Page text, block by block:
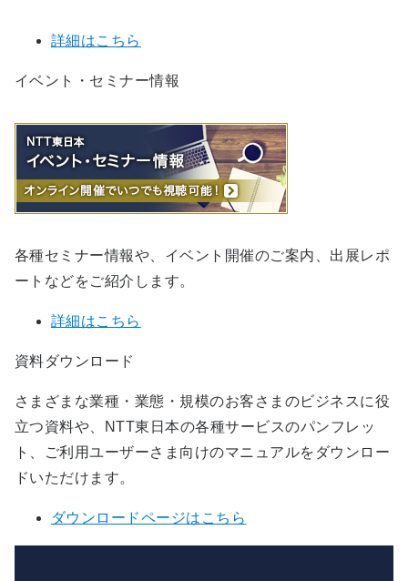
詳細はこちら
イベント・セミナー情報
各種セミナー情報や、イベント開催のご案内、出展レポ
ートなどをご紹介します。
詳細はこちら
資料ダウンロード
さまざまな業種・業態・規模のお客さまのビジネスに役
立つ資料や、NTT東日本の各種サービスのパンフレッ
ト、ご利用ユーザーさま向けのマニュアルをダウンロー
ドいただけます。
ダウンロードページはこちら